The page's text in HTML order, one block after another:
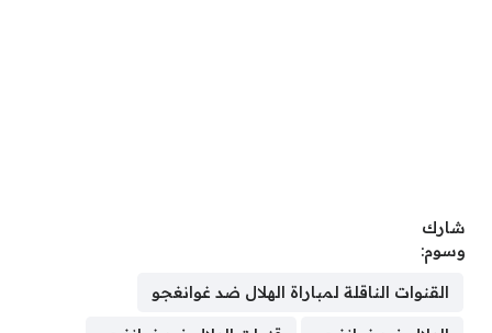
شارك
وسوم:
القنوات الناقلة لمباراة الهلال ضد غوانغجو